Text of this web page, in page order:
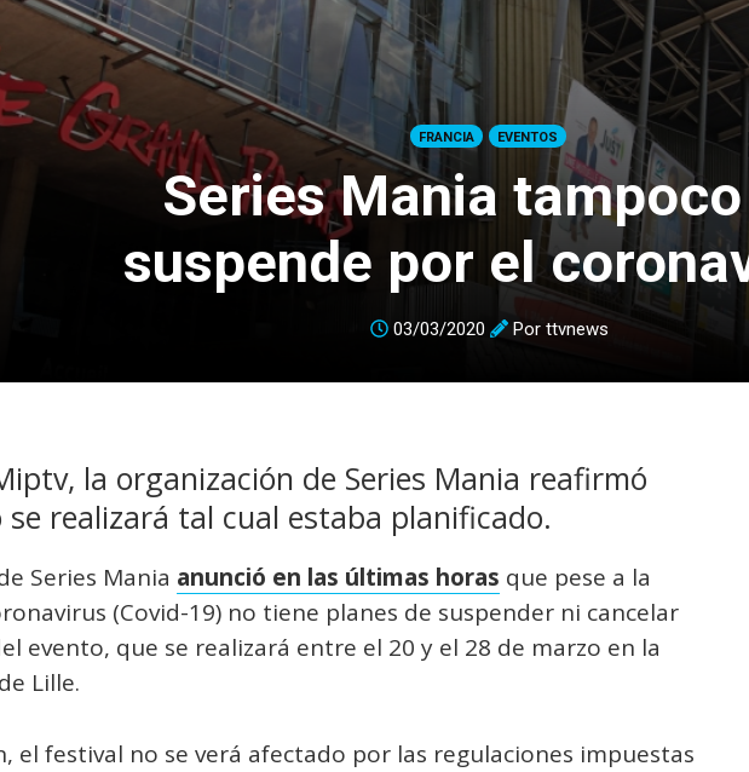
FRANCIA EVENTOS
Series Mania
suspende por el
03/03/2020 Por ttvnews
la organización de Series Mania reafirmó
se realizará tal cual estaba planificado.
Series Mania anunció en las últimas horas que pese a la
(Covid-19) no tiene planes de suspender ni cancelar
evento, que se realizará entre el 20 y el 28 de marzo en la
Lille.
el festival no se verá afectado por las regulaciones impuestas